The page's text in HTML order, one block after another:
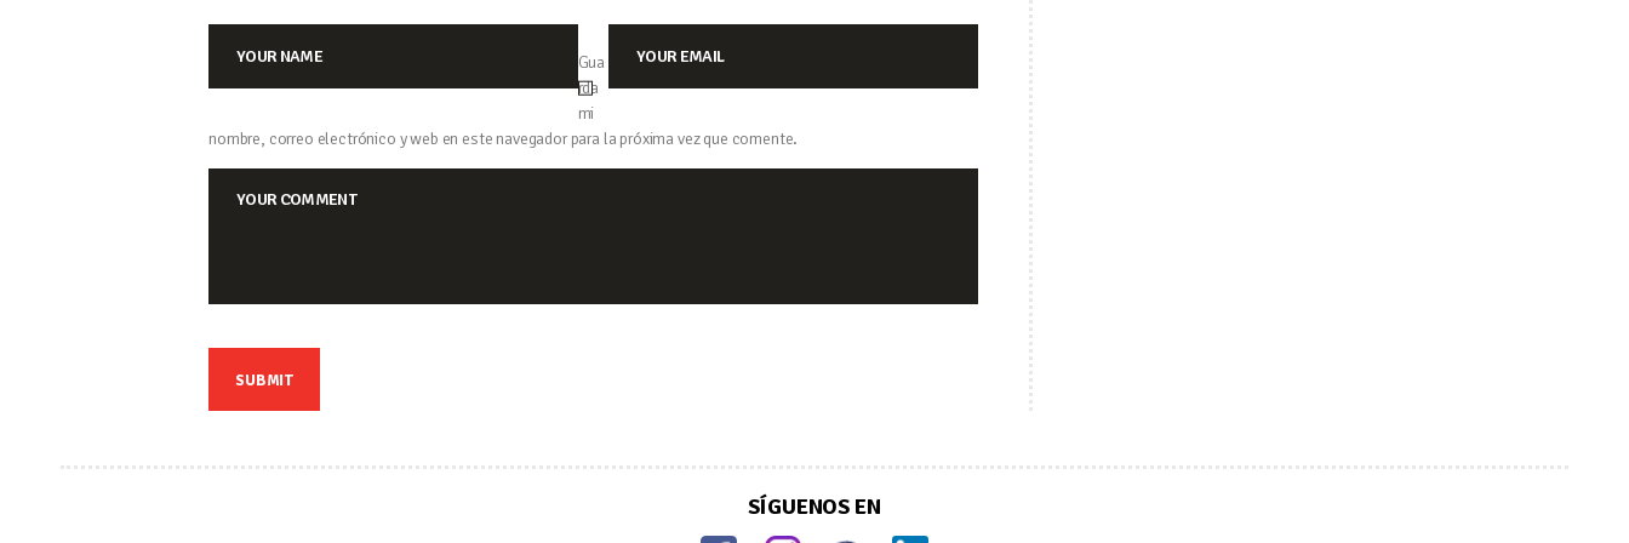
Gua
rda
mi
nombre, correo electrónico y web en este navegador para la próxima vez que comente.
SÍGUENOS EN